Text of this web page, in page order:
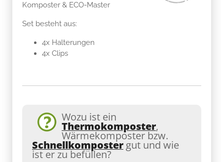
Komposter & ECO-Master
Set besteht aus:
4x Halterungen
4x Clips
Wozu ist ein
Thermokomposter,
Wärmekomposter bzw.
Schnellkomposter gut und wie
ist er zu befüllen?